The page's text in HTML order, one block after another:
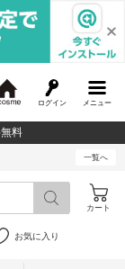
メニュー
ログイン
料
一覧へ
カート
お気に入り